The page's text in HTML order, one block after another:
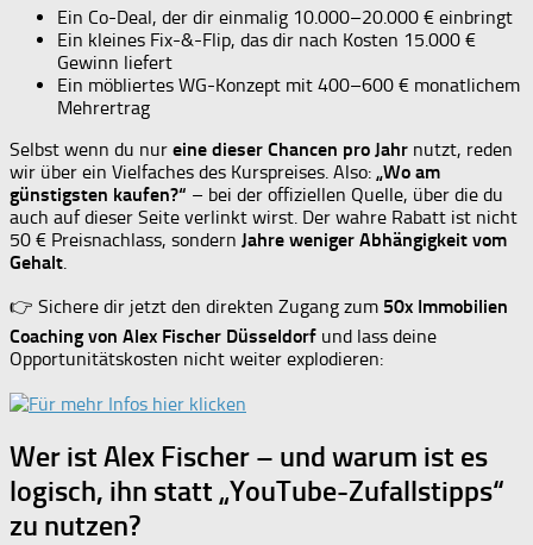
Ein Co-Deal, der dir einmalig 10.000–20.000 € einbringt
Ein kleines Fix-&-Flip, das dir nach Kosten 15.000 €
Gewinn liefert
Ein möbliertes WG-Konzept mit 400–600 € monatlichem
Mehrertrag
Selbst wenn du nur eine dieser Chancen pro Jahr nutzt, reden
wir über ein Vielfaches des Kurspreises. Also: „Wo am
günstigsten kaufen?“ – bei der offiziellen Quelle, über die du
auch auf dieser Seite verlinkt wirst. Der wahre Rabatt ist nicht
50 € Preisnachlass, sondern Jahre weniger Abhängigkeit vom
Gehalt.
👉 Sichere dir jetzt den direkten Zugang zum 50x Immobilien
Coaching von Alex Fischer Düsseldorf und lass deine
Opportunitätskosten nicht weiter explodieren:
Wer ist Alex Fischer – und warum ist es
logisch, ihn statt „YouTube-Zufallstipps“
zu nutzen?